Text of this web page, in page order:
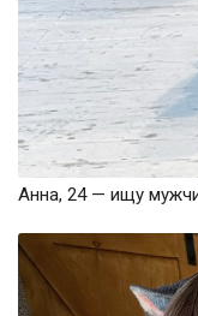
Анна, 24 — ищу